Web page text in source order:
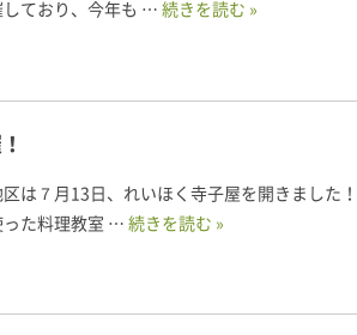
しており、今年も … 続きを読む »
区は７月13日、れいほく寺子屋を開きました
った料理教室 … 続きを読む »